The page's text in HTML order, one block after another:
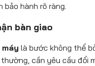
hành rõ ràng.
bàn giao
là bước không thể
cần yêu cầu